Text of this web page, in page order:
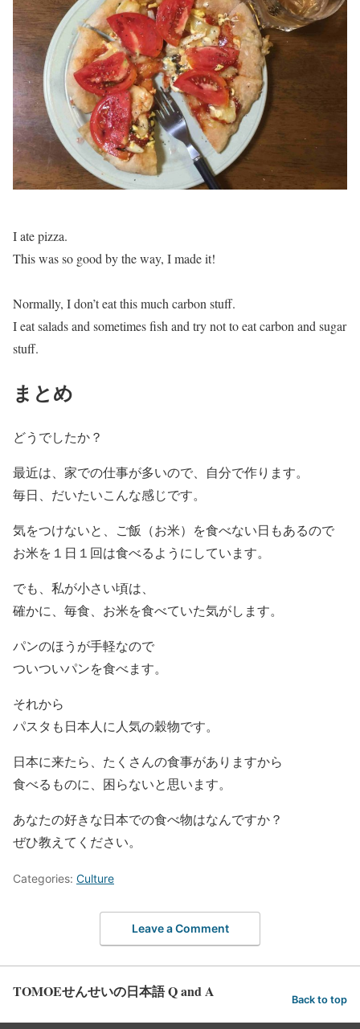
I ate pizza.
This was so good by the way, I made it!
Normally, I don’t eat this much carbon stuff.
I eat salads and sometimes fish and try not to eat carbon and sugar
stuff.
まとめ
どうでしたか？
最近は、家での仕事が多いので、自分で作ります。
毎日、だいたいこんな感じです。
気をつけないと、ご飯（お米）を食べない日もあるので
お米を１日１回は食べるようにしています。
でも、私が小さい頃は、
確かに、毎食、お米を食べていた気がします。
パンのほうが手軽なので
ついついパンを食べます。
それから
パスタも日本人に人気の穀物です。
日本に来たら、たくさんの食事がありますから
食べるものに、困らないと思います。
あなたの好きな日本での食べ物はなんですか？
ぜひ教えてください。
Categories: Culture
Leave a Comment
TOMOEせんせいの日本語 Q and A Back to top